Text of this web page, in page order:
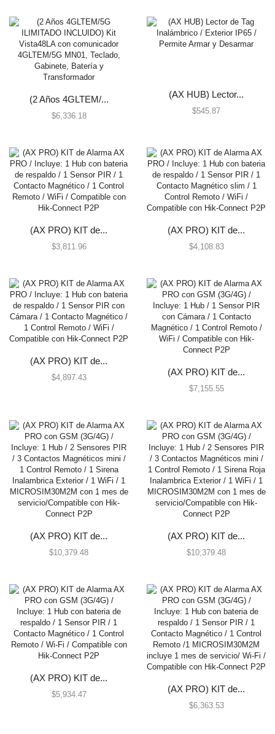
Termostatos
Cables
Todos
Centrales de Monitoreo
Comunicadores
Energizadores
Postes
Contactos Magnéticos
Contacto Magnético Inalámbrico
Detectores / Sensores
Autónomos
Contactos Magnéticos
Fotoeléctricos y Microondas
Humo Inalámbricos
Humo VPlex
Rotura de Vidrios y Cristales
Sísmico
Temperatura
Vibraciones
Energía
Baterías
Fuentes de Poder
Transformadores
Carcasas
Gabinetes para Paneles
Gabinetes para Sirena
Generadores de Niebla
Accesorios
Todos
Herramientas
(2 Años 4GLTEM/...
$6,336.18
(AX HUB) Lector...
$545.87
(AX PRO) KIT de...
$3,811.96
(AX PRO) KIT de...
$4,108.83
(AX PRO) KIT de...
$4,897.43
(AX PRO) KIT de...
$7,155.55
(AX PRO) KIT de...
$10,379.48
(AX PRO) KIT de...
$10,379.48
(AX PRO) KIT de...
$5,934.47
(AX PRO) KIT de...
$6,363.53